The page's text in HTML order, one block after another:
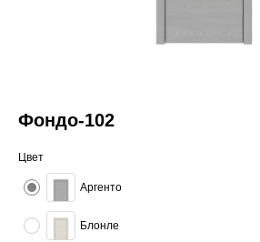
Фондо-102
Цвет
Аргенто
Блонле